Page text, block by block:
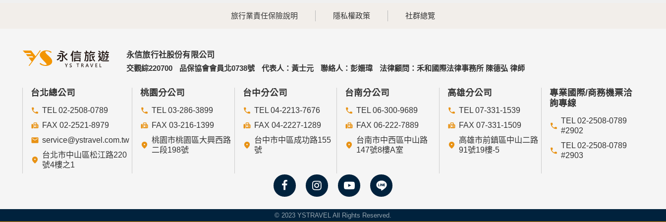
旅行業責任保險說明 隱私權政策 社群總覽
永信旅行社股份有限公司
交觀綜220700
品保協會會員北0738號 代表人：黃士元 聯絡人：彭姍瑋 法律顧問：禾和國際法律事務所 陳德弘 律師
台北總公司
TEL 02-2508-0789
FAX 02-2521-8979
service@ystravel.com.tw
台北市中山區松江路220
號4樓之1
桃園分公司
TEL 03-286-3899
FAX 03-216-1399
桃園市桃園區大興西路
二段198號
台中分公司
TEL 04-2213-7676
FAX 04-2227-1289
台中市中區成功路155
號
台南分公司
TEL 06-300-9689
FAX 06-222-7889
台南市中西區中山路
147號8樓A室
高雄分公司
TEL 07-331-1539
FAX 07-331-1509
高雄市前鎮區中山二路
91號19樓-5
專業國際/商務機票洽
詢專線
TEL 02-2508-0789
#2902
TEL 02-2508-0789
#2903
© 2023 YSTRAVEL All Rights Reserved.